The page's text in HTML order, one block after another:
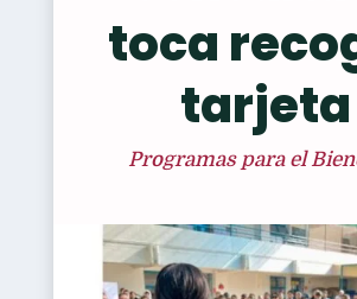
toca
tarjeta
Programas para el